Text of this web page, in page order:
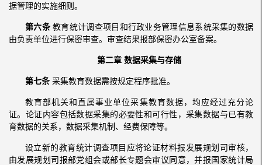
据管理的实施细则。
第六条教育统计调查项目和行政业务管理信息系统采集的数据
由负责单位进行保密审查。审查结果报部保密办公室备案。
第二章 数据采集与存储
第七条 采集教育数据需按规定程序批准。
教育部机关和直属事业单位采集教育数据，均应经过充分论
证。论证内容包括数据采集的必要性和可行性，采集数据与已有教
育数据的关系，数据采集机制、经费保障等。
设立新的教育统计调查项目应将论证材料报发展规划司审核，
由发展规划司报部党组会或部长专题会审议同意，并报国家统计局